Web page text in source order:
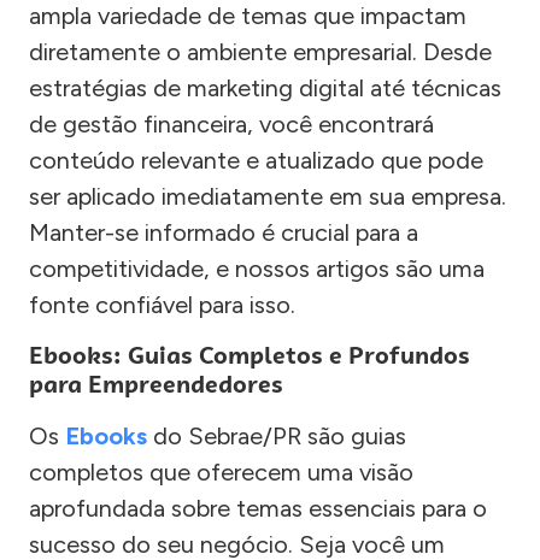
ampla variedade de temas que impactam
diretamente o ambiente empresarial. Desde
estratégias de marketing digital até técnicas
de gestão financeira, você encontrará
conteúdo relevante e atualizado que pode
ser aplicado imediatamente em sua empresa.
Manter-se informado é crucial para a
competitividade, e nossos artigos são uma
fonte confiável para isso.
Ebooks: Guias Completos e Profundos
para Empreendedores
Os Ebooks do Sebrae/PR são guias
completos que oferecem uma visão
aprofundada sobre temas essenciais para o
sucesso do seu negócio. Seja você um